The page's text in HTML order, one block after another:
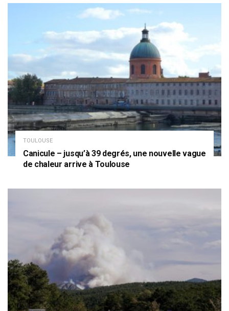
TOULOUSE
Canicule – jusqu’à 39 degrés, une nouvelle vague
de chaleur arrive à Toulouse